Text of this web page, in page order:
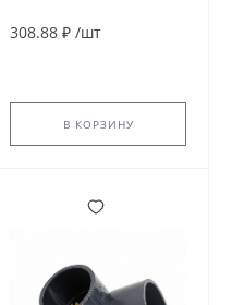
напорный Aquaviva
308.88 ₽ /шт
В КОРЗИНУ